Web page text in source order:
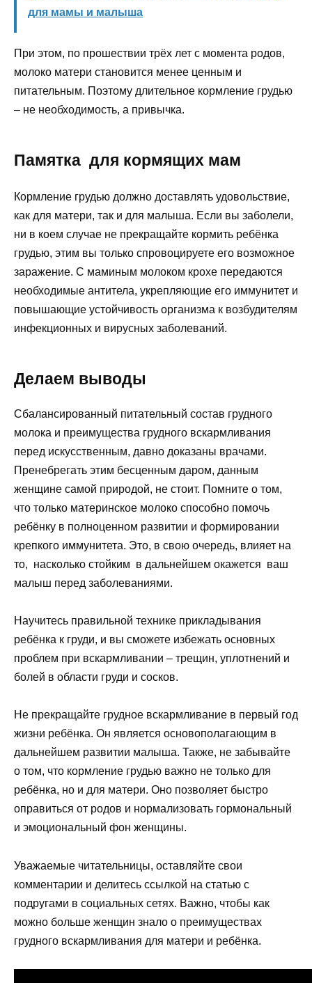
для мамы и малыша
При этом, по прошествии трёх лет с момента родов,
молоко матери становится менее ценным и
питательным. Поэтому длительное кормление грудью
– не необходимость, а привычка.
Памятка для кормящих мам
Кормление грудью должно доставлять удовольствие,
как для матери, так и для малыша. Если вы заболели,
ни в коем случае не прекращайте кормить ребёнка
грудью, этим вы только спровоцируете его возможное
заражение. С маминым молоком крохе передаются
необходимые антитела, укрепляющие его иммунитет и
повышающие устойчивость организма к возбудителям
инфекционных и вирусных заболеваний.
Делаем выводы
Сбалансированный питательный состав грудного
молока и преимущества грудного вскармливания
перед искусственным, давно доказаны врачами.
Пренебрегать этим бесценным даром, данным
женщине самой природой, не стоит. Помните о том,
что только материнское молоко способно помочь
ребёнку в полноценном развитии и формировании
крепкого иммунитета. Это, в свою очередь, влияет на
то, насколько стойким в дальнейшем окажется ваш
малыш перед заболеваниями.
Научитесь правильной технике прикладывания
ребёнка к груди, и вы сможете избежать основных
проблем при вскармливании – трещин, уплотнений и
болей в области груди и сосков.
Не прекращайте грудное вскармливание в первый год
жизни ребёнка. Он является основополагающим в
дальнейшем развитии малыша. Также, не забывайте
о том, что кормление грудью важно не только для
ребёнка, но и для матери. Оно позволяет быстро
оправиться от родов и нормализовать гормональный
и эмоциональный фон женщины.
Уважаемые читательницы, оставляйте свои
комментарии и делитесь ссылкой на статью с
подругами в социальных сетях. Важно, чтобы как
можно больше женщин знало о преимуществах
грудного вскармливания для матери и ребёнка.